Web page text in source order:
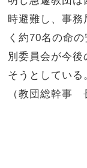
時避難し、事務
く約70名の命
別委員会が今
そうとしている
（教団総幹事